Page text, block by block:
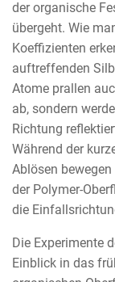
der organische
übergeht. Wie
Koeffizienten
auftreffenden
Atome prallen
ab, sondern
Richtung
Während der
Ablösen
der Polymer-
die
Die Experimente
Einblick in das